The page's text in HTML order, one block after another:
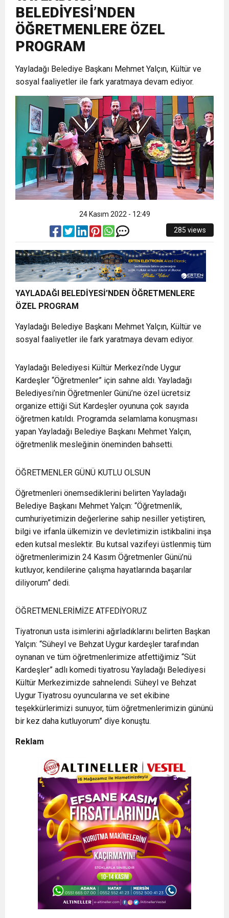
Cumhuriyet, Türk Milletinin Özgürlük
6:19 HBB BAŞKANI ÖNTÜRK’ÜN
CUMHURİYET BAYRAMI MESAJI
17:36 KURUMLAR VERGİSİ ERTELENDİ
1:00 İTSO İŞ-KUR SGK TOPLANTI
DUYURUSU
21:40 CEYLANDERE’DE BAŞKAN EMRAH
KARAÇAY’A SEVGİ SELİ
18:22 BAŞKAN SAMİ ÜSTÜN’DEN
GÖNÜLLERE DOKUNAN ZİYARET
BELEDİYESİ’NDEN
ÖĞRETMENLERE ÖZEL
PROGRAM
Yayladağı Belediye Başkanı Mehmet Yalçın, Kültür ve
sosyal faaliyetler ile fark yaratmaya devam ediyor.
24 Kasım 2022 - 12:49
285 views
YAYLADAĞI BELEDİYESİ’NDEN ÖĞRETMENLERE
ÖZEL PROGRAM
Yayladağı Belediye Başkanı Mehmet Yalçın, Kültür ve
sosyal faaliyetler ile fark yaratmaya devam ediyor.
Yayladağı Belediyesi Kültür Merkezi’nde Uygur
Kardeşler “Öğretmenler” için sahne aldı. Yayladağı
Belediyesi’nin Öğretmenler Günü’ne özel ücretsiz
organize ettiği Süt Kardeşler oyununa çok sayıda
öğretmen katıldı. Programda selamlama konuşması
yapan Yayladağı Belediye Başkanı Mehmet Yalçın,
öğretmenlik mesleğinin öneminden bahsetti.
ÖĞRETMENLER GÜNÜ KUTLU OLSUN
Öğretmenleri önemsediklerini belirten Yayladağı
Belediye Başkanı Mehmet Yalçın: “Öğretmenlik,
cumhuriyetimizin değerlerine sahip nesiller yetiştiren,
bilgi ve irfanla ülkemizin ve devletimizin istikbalini inşa
eden kutsal meslektir. Bu kutsal vazifeyi üstlenmiş tüm
öğretmenlerimizin 24 Kasım Öğretmenler Günü’nü
kutluyor, kendilerine çalışma hayatlarında başarılar
diliyorum” dedi.
ÖĞRETMENLERİMİZE ATFEDİYORUZ
Tiyatronun usta isimlerini ağırladıklarını belirten Başkan
Yalçın: “Süheyl ve Behzat Uygur kardeşler tarafından
oynanan ve tüm öğretmenlerimize atfettiğimiz “Süt
Kardeşler” adlı komedi tiyatrosu Yayladağı Belediyesi
Kültür Merkezimizde sahnelendi. Süheyl ve Behzat
Uygur Tiyatrosu oyuncularına ve set ekibine
teşekkürlerimizi sunuyor, tüm öğretmenlerimizin gününü
bir kez daha kutluyorum” diye konuştu.
Reklam